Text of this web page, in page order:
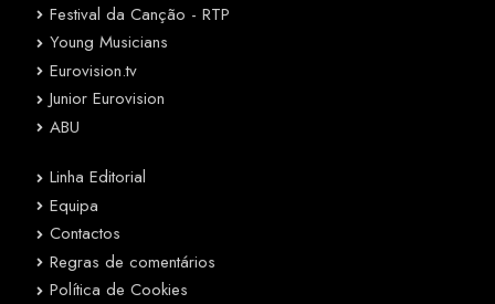
Festival da Canção - RTP
Young Musicians
Eurovision.tv
Junior Eurovision
ABU
Linha Editorial
Equipa
Contactos
Regras de comentários
Política de Cookies